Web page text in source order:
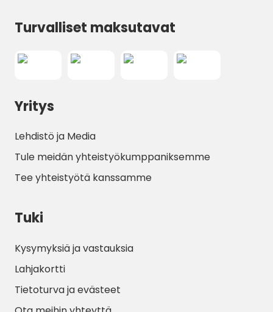
Turvalliset maksutavat
Yritys
Lehdistö ja Media
Tule meidän yhteistyökumppaniksemme
Tee yhteistyötä kanssamme
Tuki
Kysymyksiä ja vastauksia
Lahjakortti
Tietoturva ja evästeet